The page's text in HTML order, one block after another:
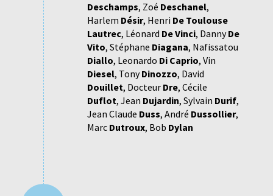
Deschamps, Zoé Deschanel,
Harlem Désir, Henri De Toulouse
Lautrec, Léonard De Vinci, DannyDe
Vito, Stéphane Diagana, Nafissatou
Diallo, Leonardo Di Caprio, Vin
Diesel, TonyDinozzo, David
Douillet, Docteur Dre, Cécile
Duflot, Jean Dujardin, Sylvain Durif,
Jean Claude Duss, André Dussollier,
Marc Dutroux, Bob Dylan